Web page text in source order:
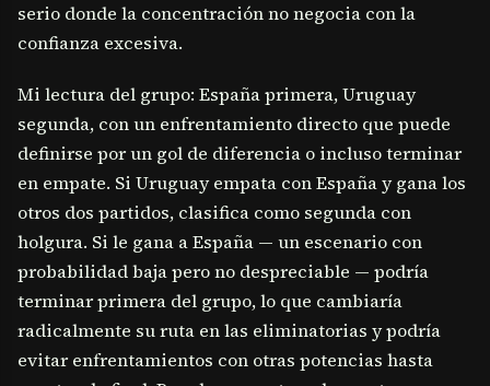
serio donde la concentración no negocia con la
confianza excesiva.
Mi lectura del grupo: España primera, Uruguay
segunda, con un enfrentamiento directo que puede
definirse por un gol de diferencia o incluso terminar
en empate. Si Uruguay empata con España y gana los
otros dos partidos, clasifica como segunda con
holgura. Si le gana a España — un escenario con
probabilidad baja pero no despreciable — podría
terminar primera del grupo, lo que cambiaría
radicalmente su ruta en las eliminatorias y podría
evitar enfrentamientos con otras potencias hasta